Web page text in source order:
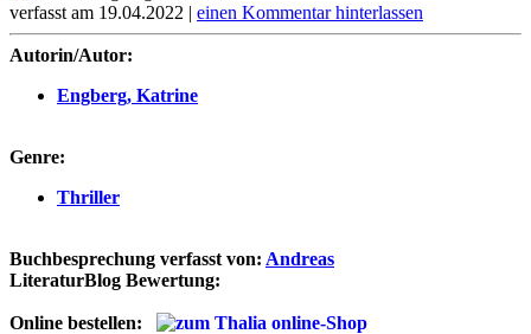
verfasst am 19.04.2022 | einen Kommentar hinterlassen
Autorin/Autor:
Engberg, Katrine
Genre:
Thriller
Buchbesprechung verfasst von: Andreas
LiteraturBlog Bewertung:
Online bestellen: